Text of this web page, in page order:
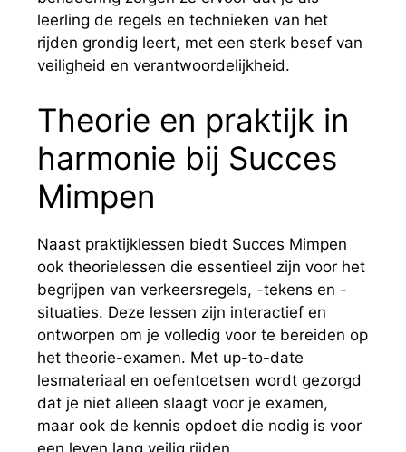
leerling de regels en technieken van het
rijden grondig leert, met een sterk besef van
veiligheid en verantwoordelijkheid.
Theorie en praktijk in
harmonie bij Succes
Mimpen
Naast praktijklessen biedt Succes Mimpen
ook theorielessen die essentieel zijn voor het
begrijpen van verkeersregels, -tekens en -
situaties. Deze lessen zijn interactief en
ontworpen om je volledig voor te bereiden op
het theorie-examen. Met up-to-date
lesmateriaal en oefentoetsen wordt gezorgd
dat je niet alleen slaagt voor je examen,
maar ook de kennis opdoet die nodig is voor
een leven lang veilig rijden.